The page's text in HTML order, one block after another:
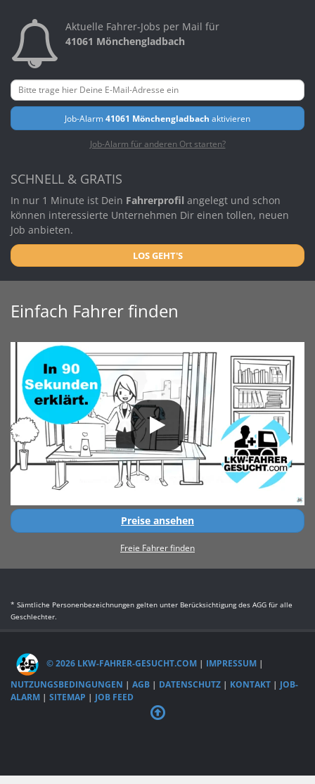
Aktuelle Fahrer-Jobs per Mail für
41061 Mönchengladbach
Job-Alarm41061 Mönchengladbach aktivieren
Job-Alarm für anderen Ort starten?
SCHNELL & GRATIS
In nur 1 Minute ist Dein Fahrerprofil angelegt und schon
können interessierte Unternehmen Dir einen tollen, neuen
Job anbieten.
LOS GEHT'S
Einfach Fahrer finden
Preise ansehen
Freie Fahrer finden
* Sämtliche Personenbezeichnungen gelten unter Berücksichtigung des AGG für alle
Geschlechter.
© 2026 LKW-FAHRER-GESUCHT.COM | IMPRESSUM |
NUTZUNGSBEDINGUNGEN | AGB | DATENSCHUTZ | KONTAKT | JOB-
ALARM | SITEMAP | JOB FEED